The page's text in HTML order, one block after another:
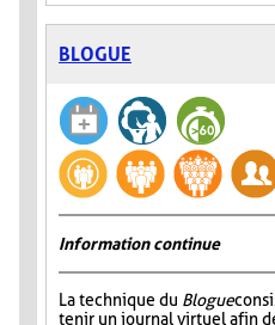
BLOGUE
Information continue
La technique du Blogue
tenir un journal virtuel afin